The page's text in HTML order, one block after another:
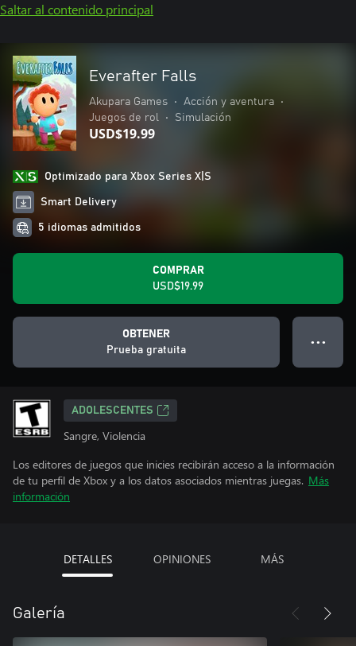
Saltar al contenido principal
Everafter Falls
Akupara Games • Acción y aventura
•
Juegos de rol
• Simulación
USD$19.99
Optimizado para Xbox Series X|S
Smart Delivery
5 idiomas admitidos
COMPRAR
USD$19.99
OBTENER
Prueba gratuita
● ● ●
ADOLESCENTES
Sangre, Violencia
Los editores de juegos que inicies recibirán acceso a la información
de tu perfil de Xbox y a los datos asociados mientras juegas. Más
información
DETALLES OPINIONES MÁS
Galería